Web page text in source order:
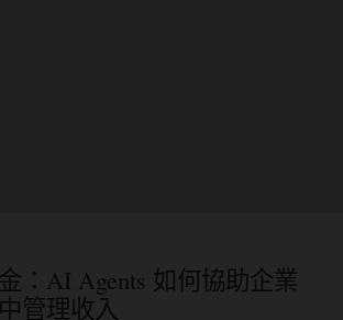
：AI Agents 如何協助企業
管理收入